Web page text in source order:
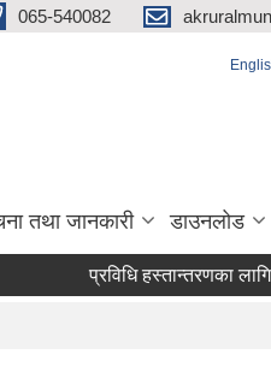
065-540082
तथा जानकारी डाउनलोड
प्रविधि हस्तान्तरणका लागि